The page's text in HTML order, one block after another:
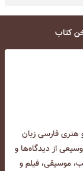
کتاب
هنری فارسی زبان
از دیدگاه‌ها و
موسیقی، فیلم و